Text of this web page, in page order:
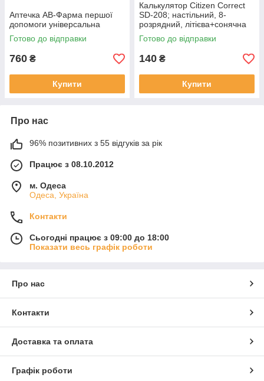
Аптечка АВ-Фарма першої
допомоги універсальна
Готово до відправки
760 ₴
Купити
Калькулятор Citizen Correct
SD-208; настільний, 8-
розрядний, літієва+сонячна
батарея, 138х103x24 мм
Готово до відправки
140 ₴
Купити
Про нас
96% позитивних з 55 відгуків за рік
Працює з 08.10.2012
м. Одеса
Одеса, Україна
Контакти
Сьогодні працює з 09:00 до 18:00
Показати весь графік роботи
Про нас
Контакти
Доставка та оплата
Графік роботи